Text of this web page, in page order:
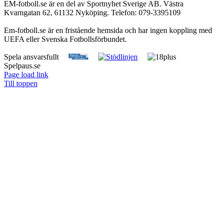
EM-fotboll.se är en del av Sportnyhet Sverige AB. Västra
Kvarngatan 62, 61132 Nyköping. Telefon: 079-3395109
Em-fotboll.se är en fristående hemsida och har ingen koppling med
UEFA eller Svenska Fotbollsförbundet.
Spela ansvarsfullt
Spelpaus.se
Page load link
Till toppen